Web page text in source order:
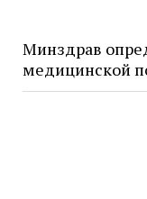
Минздрав
медицинской